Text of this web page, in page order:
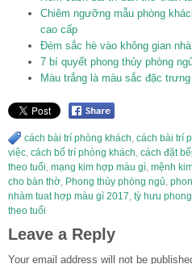
Chiêm ngưỡng mẫu phòng
cao cấp
Đèm sắc hè vào không gian nhà
7 bí quyết phong thủy phòng
Màu trắng là màu sắc đặc
cách bài trí phòng khách, cách bài trí
việc, cách bố trí phòng khách, cách đặt
theo tuổi, mạng kim hợp màu gì, mệnh
cho bàn thờ, Phong thủy phòng ngủ,
nhàm tuat hợp màu gì 2017, tỳ hưu
theo tuổi
Leave a Reply
Your email address will not be